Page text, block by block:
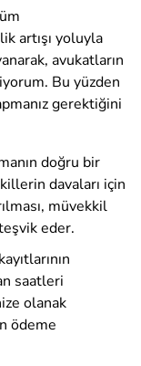
artışı yoluyla
avukatların
Bu yüzden
gerektiğini
doğru bir
davaları için
müvekkil
eder.
saatleri
olanak
ödeme